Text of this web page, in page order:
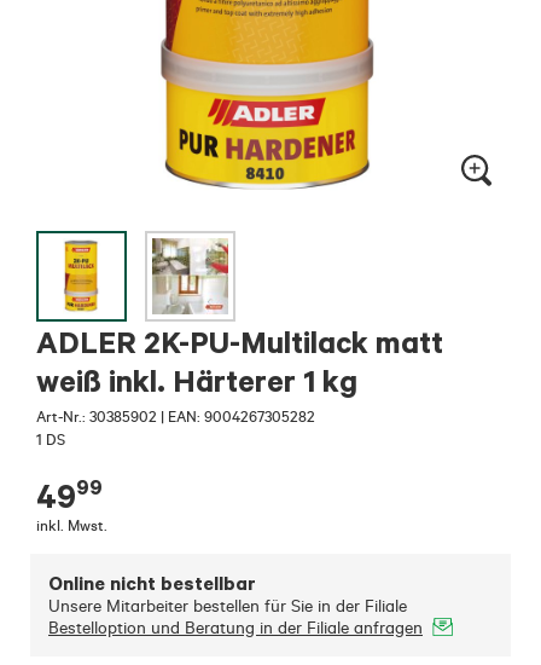
ADLER 2K-PU-Multilack matt
weiß inkl. Härterer 1 kg
Art-Nr.: 30385902 | EAN: 9004267305282
1 DS
4999
inkl. Mwst.
Online nicht bestellbar
Unsere Mitarbeiter bestellen für Sie in der Filiale
Bestelloption und Beratung in der Filiale anfragen